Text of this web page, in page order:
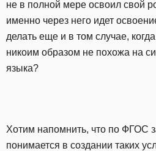
не в полной мере освоил свой
именно через него идет
делать еще и в том случае,
никоим образом не похожа на
языка?
Хотим напомнить, что по ФГОС
понимается в создании таких